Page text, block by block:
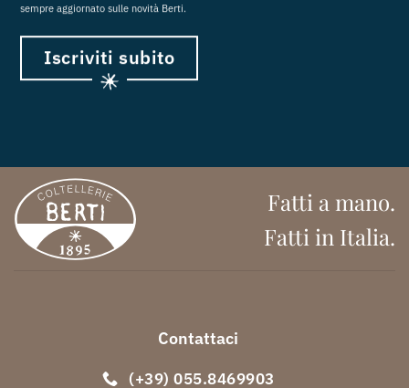
sempre aggiornato sulle novità Berti.
Iscriviti subito
Fatti a mano.
Fatti in Italia.
Contattaci
(+39) 055.8469903